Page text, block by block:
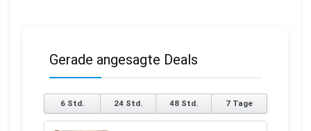
Gerade angesagte Deals
6 Std. 24 Std. 48 Std. 7 Tage